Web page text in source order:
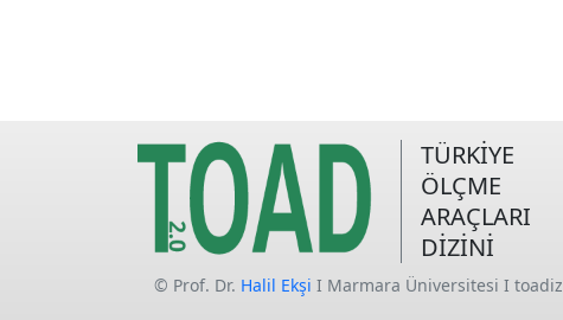
TÜRKİYE
ÖLÇME
ARAÇLARI
DİZİNİ
© Prof. Dr. Halil Ekşi I Marmara Üniversitesi I